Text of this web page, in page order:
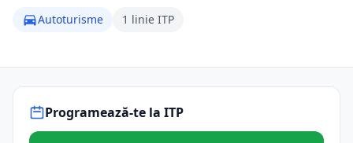
Autoturisme 1 linie ITP
Programează-te la ITP